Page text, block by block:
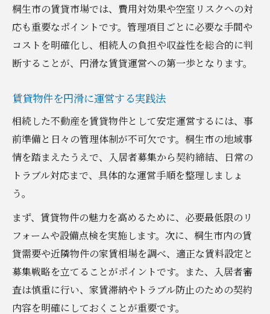
桐生市の賃貸市場では、費用対効果や空室リスクへの対
応も重要なポイントです。管理項目ごとに必要な手間や
コストを明確化し、相続人の負担や収益性を総合的に判
断することが、円滑な賃貸運営への第一歩となります。
賃貸物件を円滑に運営する実践法
相続した不動産を賃貸物件として安定運営するには、事
前準備と日々の管理体制が不可欠です。桐生市の地域事
情を踏まえたうえで、入居者募集から契約締結、日常の
トラブル対応まで、具体的な運営手順を整理しましょ
う。
まず、賃貸物件の魅力を高めるために、必要最低限のリ
フォームや設備点検を実施します。次に、桐生市内の賃
貸需要や近隣物件の家賃相場を調べ、適正な賃料設定と
募集戦略を立てることがポイントです。また、入居者審
査は慎重に行い、家賃滞納やトラブル防止のための契約
内容を明確にしておくことが重要です。